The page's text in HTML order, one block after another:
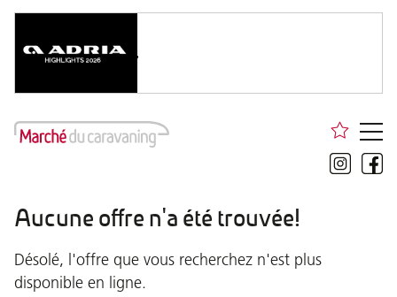
Aucune offre n'a été trouvée!
Désolé, l'offre que vous recherchez n'est plus
disponible en ligne.